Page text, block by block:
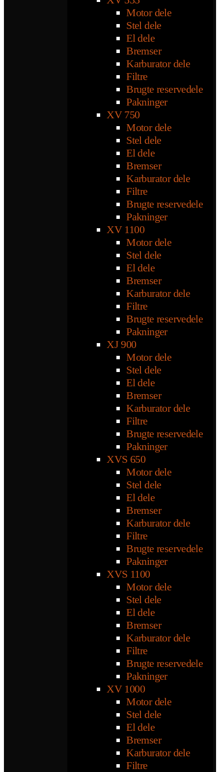
Motor dele
Stel dele
El dele
Bremser
Karburator dele
Filtre
Brugte reservedele
Pakninger
XV 750
Motor dele
Stel dele
El dele
Bremser
Karburator dele
Filtre
Brugte reservedele
Pakninger
XV 1100
Motor dele
Stel dele
El dele
Bremser
Karburator dele
Filtre
Brugte reservedele
Pakninger
XJ 900
Motor dele
Stel dele
El dele
Bremser
Karburator dele
Filtre
Brugte reservedele
Pakninger
XVS 650
Motor dele
Stel dele
El dele
Bremser
Karburator dele
Filtre
Brugte reservedele
Pakninger
XVS 1100
Motor dele
Stel dele
El dele
Bremser
Karburator dele
Filtre
Brugte reservedele
Pakninger
XV 1000
Motor dele
Stel dele
El dele
Bremser
Karburator dele
Filtre